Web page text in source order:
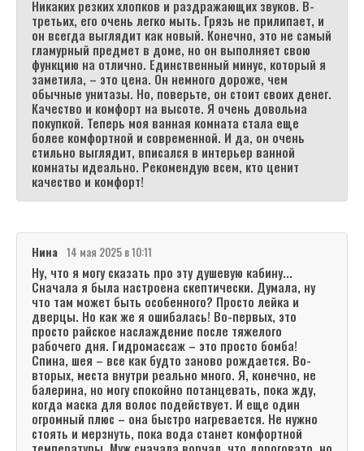
Никаких резких хлопков и раздражающих звуков. В-
третьих, его очень легко мыть. Грязь не прилипает, и
он всегда выглядит как новый. Конечно, это не самый
гламурный предмет в доме, но он выполняет свою
функцию на отлично. Единственный минус, который я
заметила, – это цена. Он немного дороже, чем
обычные унитазы. Но, поверьте, он стоит своих денег.
Качество и комфорт на высоте. Я очень довольна
покупкой. Теперь моя ванная комната стала еще
более комфортной и современной. И да, он очень
стильно выглядит, вписался в интерьер ванной
комнаты идеально. Рекомендую всем, кто ценит
качество и комфорт!
Нина 14 мая 2025 в 10:11
Ну, что я могу сказать про эту душевую кабину...
Сначала я была настроена скептически. Думала, ну
что там может быть особенного? Просто лейка и
дверцы. Но как же я ошибалась! Во-первых, это
просто райское наслаждение после тяжелого
рабочего дня. Гидромассаж – это просто бомба!
Спина, шея – все как будто заново рождается. Во-
вторых, места внутри реально много. Я, конечно, не
балерина, но могу спокойно потанцевать, пока жду,
когда маска для волос подействует. И еще один
огромный плюс – она быстро нагревается. Не нужно
стоять и мерзнуть, пока вода станет комфортной